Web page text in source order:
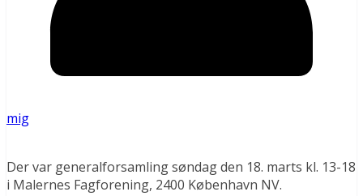
mig
Der var generalforsamling søndag den 18. marts kl. 13-18
i Malernes Fagforening, 2400 København NV.